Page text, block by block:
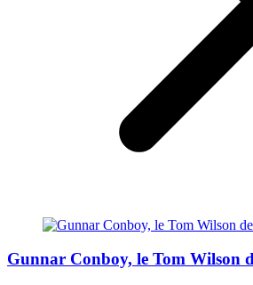
Gunnar Conboy, le Tom Wilson